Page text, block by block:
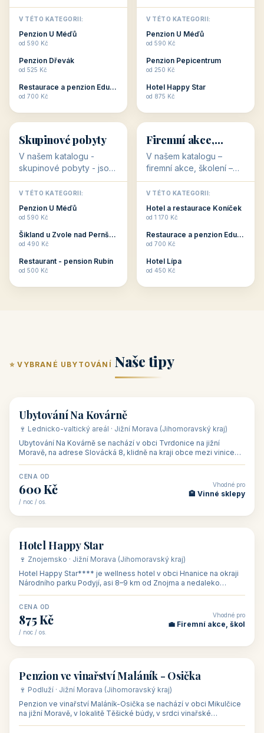
jsou pro Vás připraveny
objekty, které svojí
stavbou, polohou anebo
zaměřením nabízí
Romantické ...
V TÉTO KATEGORII:
Penzion U Méďů
od 590 Kč
Penzion Dřevák
od 525 Kč
Restaurace a penzion Eduard
od 700 Kč
jsou pro Vás připraveny
objekty, které jsou na
milovníky cykloturistiky
připraveny. Většinou mají
V TÉTO KATEGORII:
Penzion U Méďů
od 590 Kč
Penzion Pepicentrum
od 250 Kč
Hotel Happy Star
od 875 Kč
👥
👥
32 objektů
Skupinové pobyty
V našem katalogu -
skupinové pobyty - jsou
pro Vás připraveny
objekty, které nabízí
ubytování skupin v
penzionech, hotelích a
Budete překva...
V TÉTO KATEGORII:
Penzion U Méďů
od 590 Kč
Šikland u Zvole nad Pernštejnem
od 490 Kč
Restaurant - pension Rubín
od 500 Kč
💼
💼
31 objektů
Firemní akce,
školení
V našem katalogu –
firemní akce, školení –
jsou pro Vás připraveny
objekty, které mají
zkušenosti pořádat i
menší firemní akce a
ob...
V TÉTO KATEGORII:
Hotel a restaurace Koníček
od 1 170 Kč
Restaurace a penzion Eduard
od 700 Kč
Hotel Lípa
od 450 Kč
⭐ VYBRANÉ UBYTOVÁNÍ Naše tipy
🏡 penzion
Ubytování Na Kovárně
🍷 Lednicko-valtický areál · Jižní Morava (Jihomoravský kraj)
Ubytování Na Kovárně se nachází v obci Tvrdonice na jižní
Moravě, na adrese Slovácká 8, klidně na kraji obce mezi vinicemi,
CENA OD
600 Kč
/ noc / os.
Vhodné pro
🏨 Vinné sklepy
🏨 hotel
Hotel Happy Star
🍷 Znojemsko · Jižní Morava (Jihomoravský kraj)
Hotel Happy Star**** je wellness hotel v obci Hnanice na okraji
Národního parku Podyjí, asi 8–9 km od Znojma a nedaleko
CENA OD
875 Kč
/ noc / os.
Vhodné pro
💼 Firemní akce, škol
🏡 penzion
Penzion ve vinařství Maláník - Osička
🍷 Podluží · Jižní Morava (Jihomoravský kraj)
Penzion ve vinařství Maláník-Osička se nachází v obci Mikulčice
na jižní Moravě, v lokalitě Těšické búdy, v srdci vinařské